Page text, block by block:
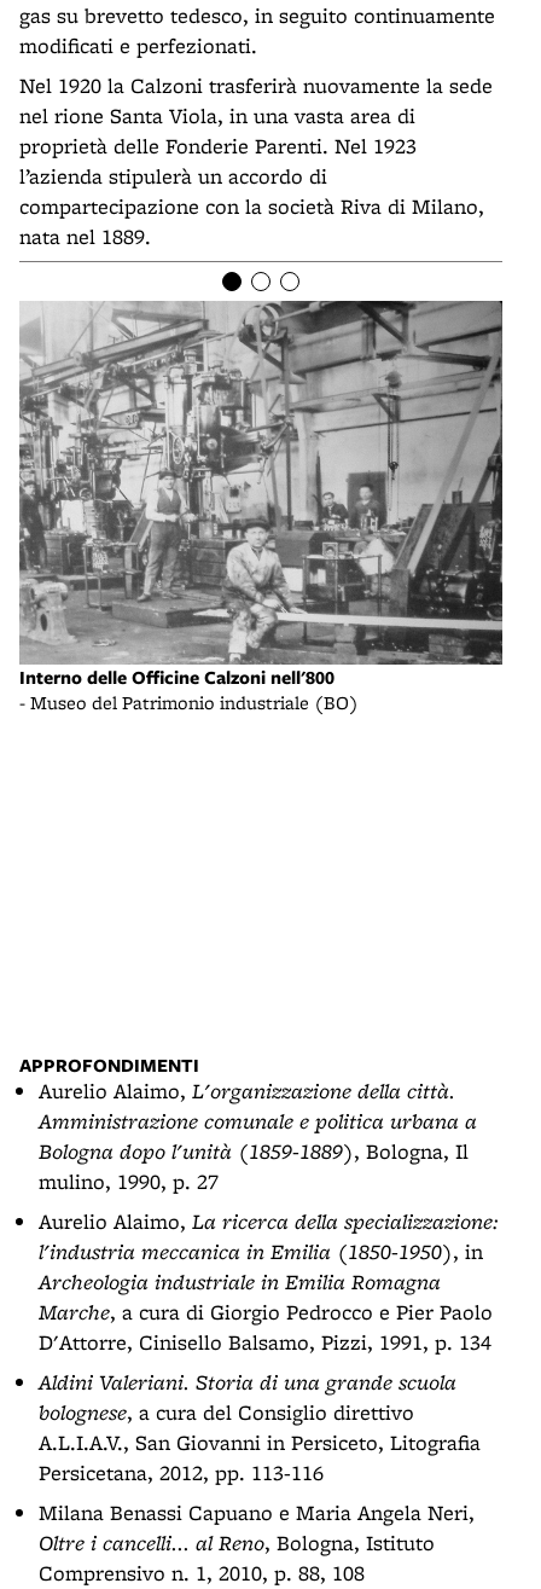
gas su brevetto tedesco, in seguito continuamente
modificati e perfezionati.
Nel 1920 la Calzoni trasferirà nuovamente la sede
nel rione Santa Viola, in una vasta area di
proprietà delle Fonderie Parenti. Nel 1923
l’azienda stipulerà un accordo di
compartecipazione con la società Riva di Milano,
nata nel 1889.
Interno delle Officine Calzoni nell'800
- Museo del Patrimonio industriale (BO)
APPROFONDIMENTI
Aurelio Alaimo, L'organizzazione della città.
Amministrazione comunale e politica urbana a
Bologna dopo l'unità (1859-1889), Bologna, Il
mulino, 1990, p. 27
Aurelio Alaimo, La ricerca della specializzazione:
l'industria meccanica in Emilia (1850-1950), in
Archeologia industriale in Emilia Romagna
Marche, a cura di Giorgio Pedrocco e Pier Paolo
D'Attorre, Cinisello Balsamo, Pizzi, 1991, p. 134
Aldini Valeriani. Storia di una grande scuola
bolognese, a cura del Consiglio direttivo
A.L.I.A.V., San Giovanni in Persiceto, Litografia
Persicetana, 2012, pp. 113-116
Milana Benassi Capuano e Maria Angela Neri,
Oltre i cancelli... al Reno, Bologna, Istituto
Comprensivo n. 1, 2010, p. 88, 108